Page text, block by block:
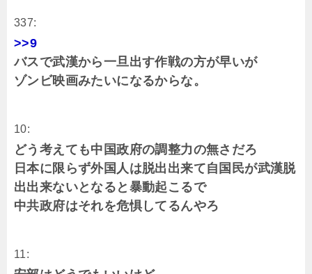
337:
>>9
バスで武漢から一旦出す作戦の方が早いが
ゾンビ映画みたいになるからな。
10:
どう考えても中国政府の調整力の無さだろ
日本に限らず外国人は脱出出来て自国民が武漢脱
出出来ないとなると暴動起こるで
中共政府はそれを危惧してるんやろ
11: